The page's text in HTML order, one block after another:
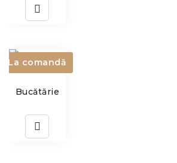
La comandă
Bucătărie